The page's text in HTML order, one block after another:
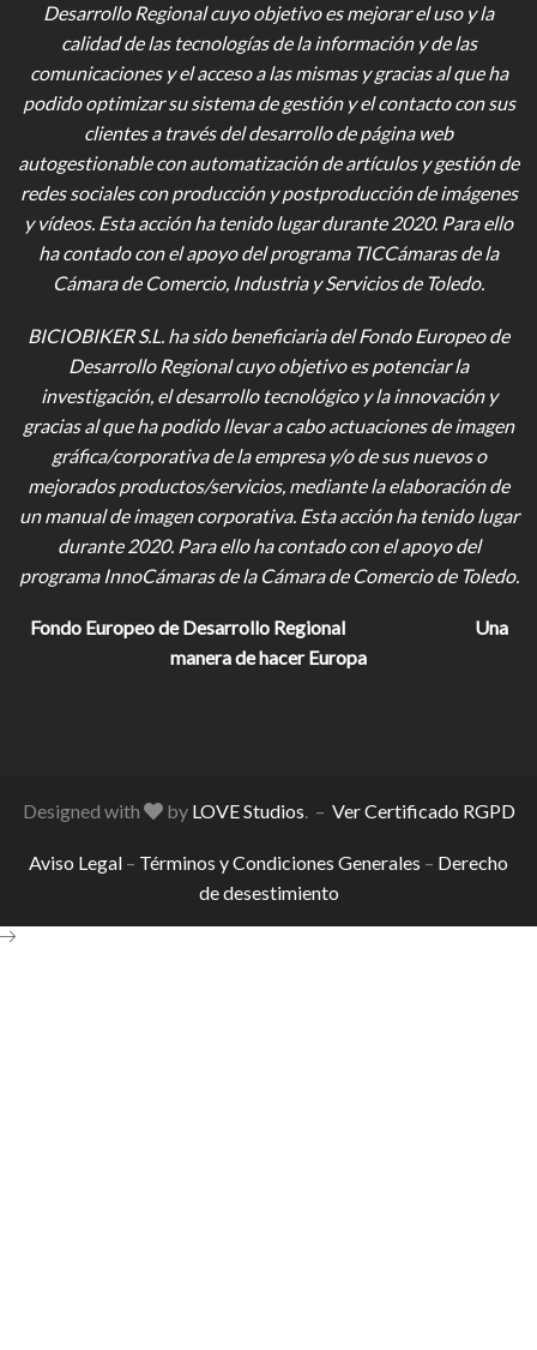
Desarrollo Regional cuyo objetivo es mejorar el uso y la
calidad de las tecnologías de la información y de las
comunicaciones y el acceso a las mismas y gracias al que ha
podido optimizar su sistema de gestión y el contacto con sus
clientes a través del desarrollo de página web
autogestionable con automatización de artículos y gestión de
redes sociales con producción y postproducción de imágenes
y vídeos. Esta acción ha tenido lugar durante 2020. Para ello
ha contado con el apoyo del programa TICCámaras de la
Cámara de Comercio, Industria y Servicios de Toledo.
BICIOBIKER S.L. ha sido beneficiaria del Fondo Europeo de
Desarrollo Regional cuyo objetivo es potenciar la
investigación, el desarrollo tecnológico y la innovación y
gracias al que ha podido llevar a cabo actuaciones de imagen
gráfica/corporativa de la empresa y/o de sus nuevos o
mejorados productos/servicios, mediante la elaboración de
un manual de imagen corporativa. Esta acción ha tenido lugar
durante 2020. Para ello ha contado con el apoyo del
programa InnoCámaras de la Cámara de Comercio de Toledo.
Fondo Europeo de Desarrollo Regional
Una
manera de hacer Europa
Designed with by LOVE Studios . – Ver Certificado RGPD
Aviso Legal – Términos y Condiciones Generales – Derecho
de desestimiento